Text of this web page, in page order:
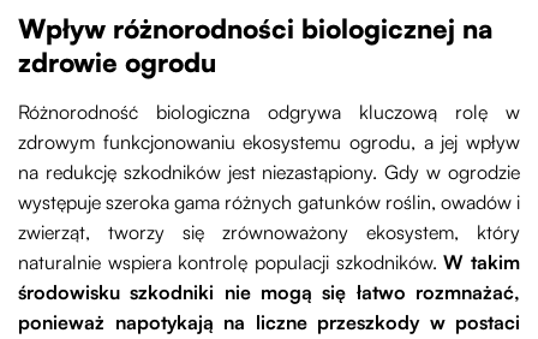
Wpływ różnorodności biologicznej na
zdrowie ogrodu
Różnorodność biologiczna odgrywa kluczową rolę w
zdrowym funkcjonowaniu ekosystemu ogrodu, a jej wpływ
na redukcję szkodników jest niezastąpiony. Gdy w ogrodzie
występuje szeroka gama różnych gatunków roślin, owadów i
zwierząt, tworzy się zrównoważony ekosystem, który
naturalnie wspiera kontrolę populacji szkodników.W takim
środowisku szkodniki nie mogą się łatwo rozmnażać,
ponieważ napotykają na liczne przeszkody w postaci